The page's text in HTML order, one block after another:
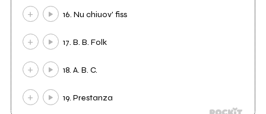
16. Nu chiuov' fiss
17. B. B. Folk
18. A. B. C.
19. Prestanza